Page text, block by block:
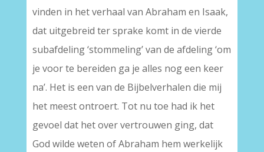
vinden in het verhaal van Abraham en Isaak,
dat uitgebreid ter sprake komt in de vierde
subafdeling ‘stommeling’ van de afdeling ‘om
je voor te bereiden ga je alles nog een keer
na’. Het is een van de Bijbelverhalen die mij
het meest ontroert. Tot nu toe had ik het
gevoel dat het over vertrouwen ging, dat
God wilde weten of Abraham hem werkelijk